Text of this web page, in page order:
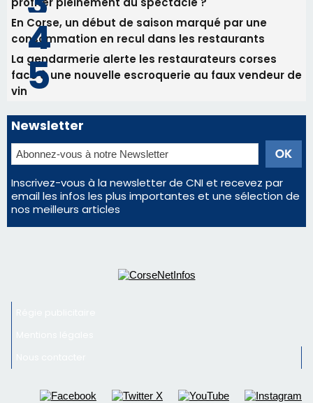
En Corse, un début de saison marqué par une
consommation en recul dans les restaurants
La gendarmerie alerte les restaurateurs corses
face à une nouvelle escroquerie au faux vendeur de
vin
Newsletter
Inscrivez-vous à la newsletter de CNI et recevez par
email les infos les plus importantes et une sélection de
nos meilleurs articles